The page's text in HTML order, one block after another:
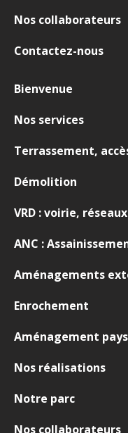
Nos collaborateurs
Contactez-nous
Bienvenue
Nos services
Terrassement,
Démolition
VRD : voirie,
ANC :
Aménagements
Enrochement
Aménagement
Nos réalisations
Notre parc
Nos collaborateurs